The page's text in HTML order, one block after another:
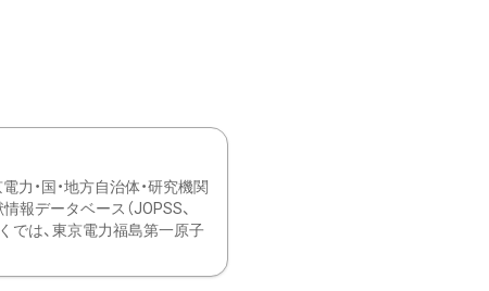
・国・地方自治体・研究機関
報データベース（JOPSS、
では、東京電力福島第一原子